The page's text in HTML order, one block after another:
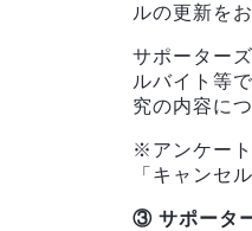
ルの更新を
サポーター
ルバイト等
究の内容に
※アンケー
「キャンセ
③ サポータ